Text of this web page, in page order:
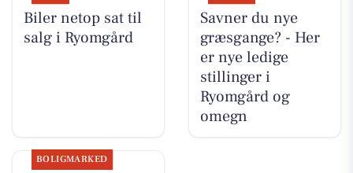
Biler netop sat til
salg i Ryomgård
Savner du nye
græsgange? - Her
er nye ledige
stillinger i
Ryomgård og
omegn
BOLIGMARKED